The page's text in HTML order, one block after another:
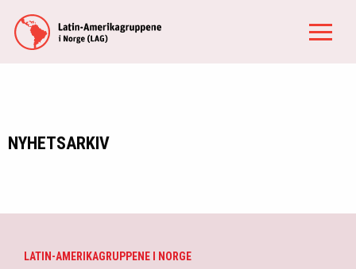
NYHETSARKIV
LATIN-AMERIKAGRUPPENE I NORGE